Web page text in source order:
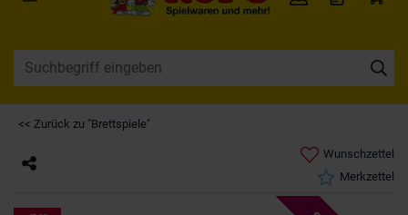
<< Zurück zu "Brettspiele"
Wunschzettel
Merkzettel